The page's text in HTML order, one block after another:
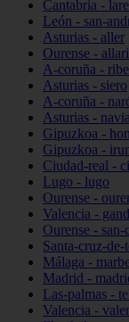
Cantabria -
León - san-
Asturias - aller
Ourense -
A-coruña -
Asturias - siero
A-coruña -
Asturias - navia
Gipuzkoa -
Gipuzkoa -
Ciudad-real -
Lugo - lugo
Ourense -
Valencia -
Ourense -
Santa-cruz-
Málaga -
Madrid -
Las-palmas -
Valencia -